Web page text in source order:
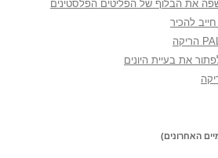
את הבלוף של הפליטים הפלסטינים
להכיר
את בעיית היונים
האחרונים)